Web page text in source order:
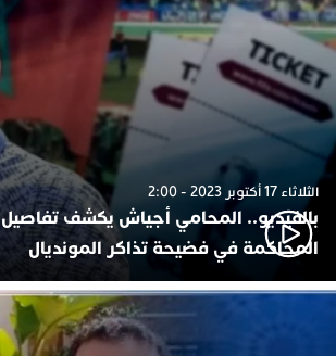
الثلاثاء 17 أكتوبر 2023 - 2:00
بالفيديو.. المحامي أجياش يكشف تفاصيل
المحاكمة في فضيحة تذاكر المونديال